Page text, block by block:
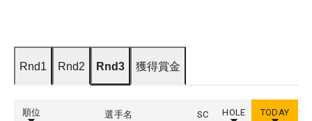
Rnd1 Rnd2 Rnd3 獲得賞金
順位 選手名 SC HOLE TODAY